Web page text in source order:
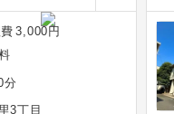
3,000円
分
3丁目